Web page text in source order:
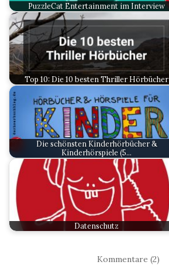
PuzzleCat Entertainment im Interview
Top 10: Die 10 besten Thriller Hörbücher
Die schönsten Kinderhörbücher &
Kinderhörspiele (5…
Datenschutz
Kommentare (2)